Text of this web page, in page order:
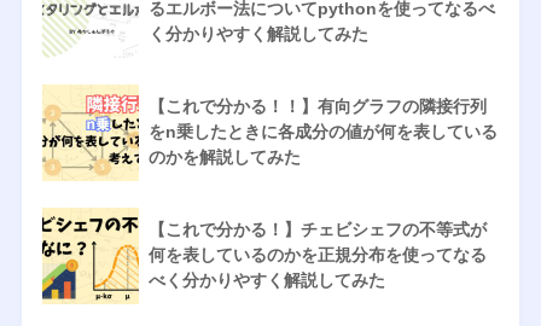
るエルボー法についてpythonを使ってなるべ
く分かりやすく解説してみた
【これで分かる！！】有向グラフの隣接行列
をn乗したときに各成分の値が何を表している
のかを解説してみた
【これで分かる！】チェビシェフの不等式が
何を表しているのかを正規分布を使ってなる
べく分かりやすく解説してみた